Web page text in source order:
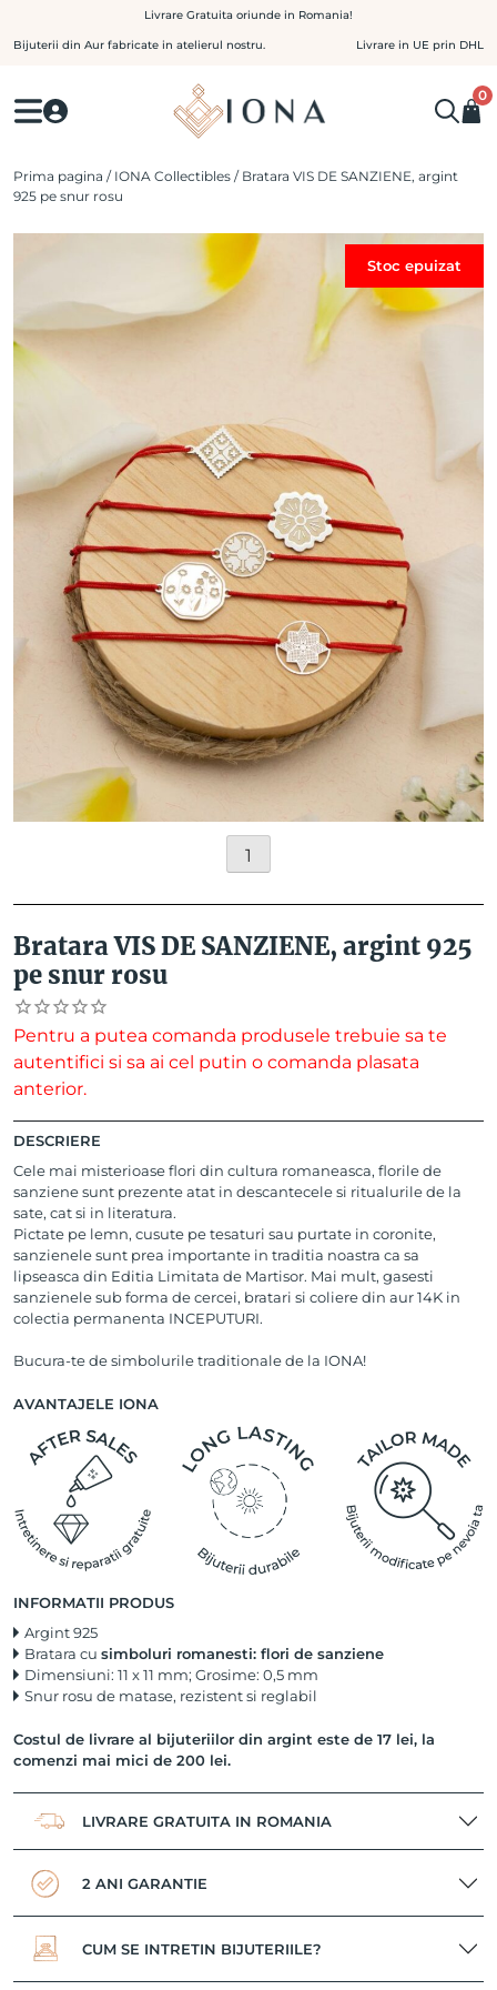
to
Livrare Gratuita oriunde in Romania!
Bijuterii din Aur fabricate in atelierul nostru. Livrare in UE prin DHL
0
Prima pagina / IONA Collectibles / Bratara VIS DE SANZIENE, argint
925 pe snur rosu
Stoc epuizat
1
Bratara VIS DE SANZIENE, argint 925
pe snur rosu
Pentru a putea comanda produsele trebuie sa te
autentifici si sa ai cel putin o comanda plasata
anterior.
DESCRIERE
Cele mai misterioase flori din cultura romaneasca, florile de
sanziene sunt prezente atat in descantecele si ritualurile de la
sate, cat si in literatura.
Pictate pe lemn, cusute pe tesaturi sau purtate in coronite,
sanzienele sunt prea importante in traditia noastra ca sa
lipseasca din Editia Limitata de Martisor. Mai mult, gasesti
sanzienele sub forma de cercei, bratari si coliere din aur 14K in
colectia permanenta INCEPUTURI.
Bucura-te de simbolurile traditionale de la IONA!
AVANTAJELE IONA
INFORMATII PRODUS
Argint 925
Bratara cu simboluri romanesti: flori de sanziene
Dimensiuni: 11 x 11 mm; Grosime: 0,5 mm
Snur rosu de matase, rezistent si reglabil
Costul de livrare al bijuteriilor din argint este de 17 lei, la
comenzi mai mici de 200 lei.
LIVRARE GRATUITA IN ROMANIA
2 ANI GARANTIE
CUM SE INTRETIN BIJUTERIILE?